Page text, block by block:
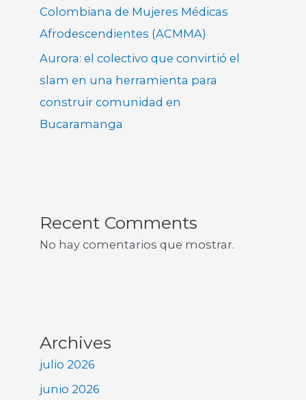
Colombiana de Mujeres Médicas
Afrodescendientes (ACMMA)
Aurora: el colectivo que convirtió el
slam en una herramienta para
construir comunidad en
Bucaramanga
Recent Comments
No hay comentarios que mostrar.
Archives
julio 2026
junio 2026